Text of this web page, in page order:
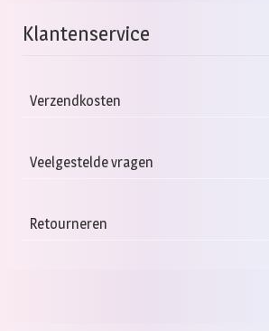
Klantenservice
Verzendkosten
Veelgestelde vragen
Retourneren